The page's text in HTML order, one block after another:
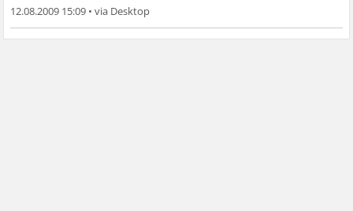
12.08.2009 15:09 •